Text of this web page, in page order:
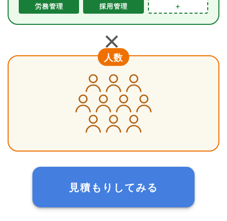
労務管理 採用管理 ＋
＋
人数
見積もりしてみる